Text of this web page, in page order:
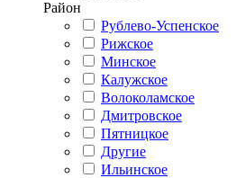
Район
Рублево-Успенское
Рижское
Минское
Калужское
Волоколамское
Дмитровское
Пятницкое
Другие
Ильинское